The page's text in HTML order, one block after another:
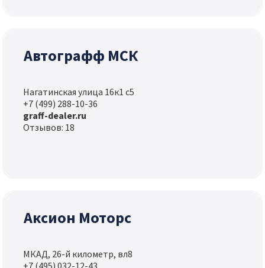
Автографф МСК
Нагатинская улица 16к1 с5
+7 (499) 288-10-36
graff-dealer.ru
Отзывов: 18
Аксион Моторс
МКАД, 26-й километр, вл8